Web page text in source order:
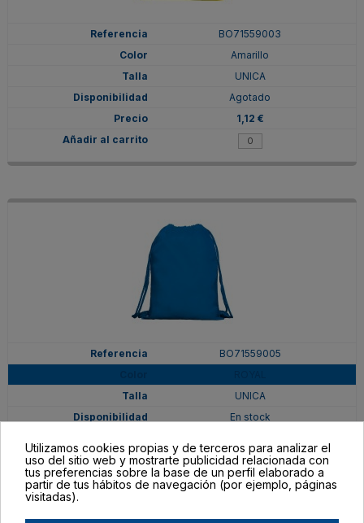
BO71559003
Amarillo
UNICA
Agotado
1,12 €
BO71559005
UNICA
En stock
Utilizamos cookies propias y de terceros para analizar el
uso del sitio web y mostrarte publicidad relacionada con
tus preferencias sobre la base de un perfil elaborado a
partir de tus hábitos de navegación (por ejemplo, páginas
visitadas).